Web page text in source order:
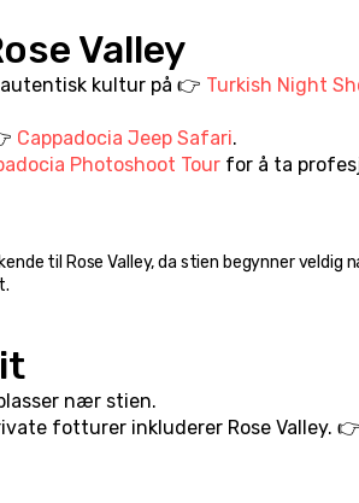
Valley
autentisk kultur på 👉 Turkish Night
Cappadocia Jeep Safari.
Photoshoot Tour for å ta
til Rose Valley, da stien begynner veldig
nær stien.
fotturer inkluderer Rose Valley. 👉